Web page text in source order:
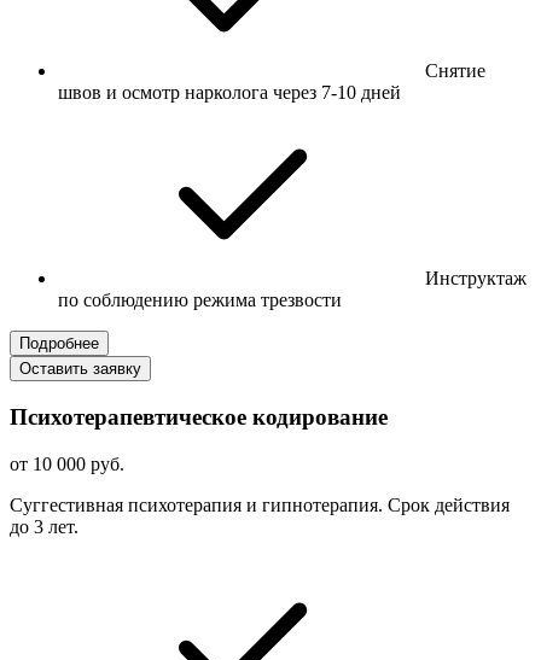
Снятие
швов и осмотр нарколога через 7-10 дней
Инструктаж
по соблюдению режима трезвости
Подробнее
Оставить заявку
Психотерапевтическое кодирование
от 10 000 руб.
Суггестивная психотерапия и гипнотерапия. Срок действия
до 3 лет.